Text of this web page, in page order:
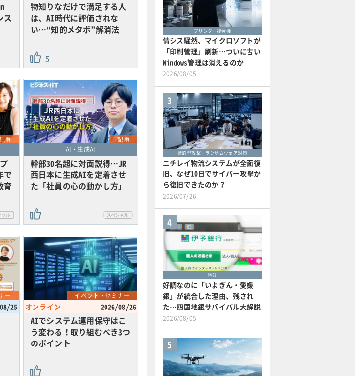
ス
物知りなだけで満足する人
は、AI時代に評価されな
い…“知的メタボ”解消法
5
事
で
育
記事
AI・生成AI
幹部30名超に対面説得…JR
西日本に生成AIを定着させ
た「社員の心の動かし方」
ー
25
イベント・セミナー
オンライン 2026/08/26
AIでシステム運用保守はこ
う変わる！取り組むべき3つ
のポイント
プリンタ・複合機
情シス騒然、マイクロソフトが
「印刷管理」刷新…ついに古い
Windows管理は消えるのか
2026/08/05
3
標的型攻撃・ランサムウェア対策
ニチレイ物流システムが全面復
旧、なぜ10日でサイバー攻撃か
ら復旧できたのか？
2026/07/26
4
地銀
好調なのに「いよぎん・愛媛
銀」が統合した理由、残され
た…四国地銀サバイバル大解説
2026/08/05
5